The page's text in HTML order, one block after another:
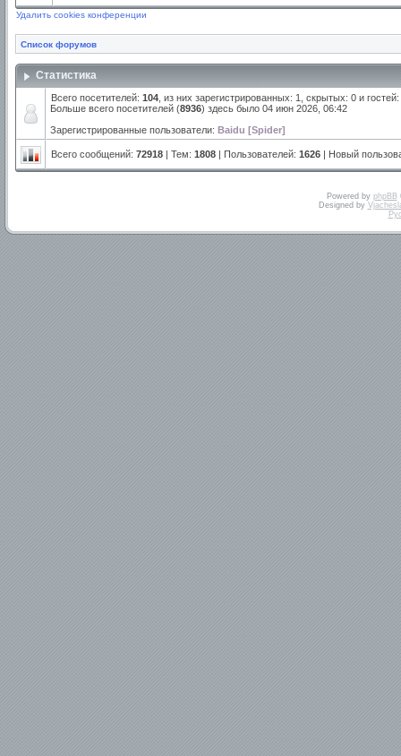
Удалить cookies конференции
Список форумов
Статистика
Всего посетителей: 104 , из них зарегистрированных: 1, скрытых: 0 и
Больше всего посетителей (8936) здесь было 04 июн 2026, 06:42
Зарегистрированные пользователи: Baidu [Spider]
Всего сообщений: 72918 | Тем: 1808 | Пользователей: 1626 | Новый
Powered by phpBB
Designed by